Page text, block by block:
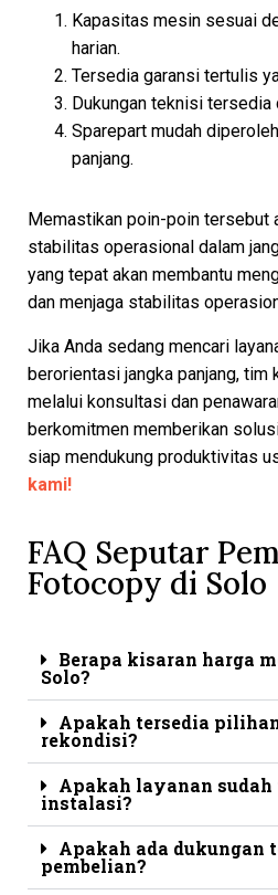
Kapasitas mesin sesuai
harian.
Tersedia garansi tertulis
Dukungan teknisi tersedia
Sparepart mudah
panjang.
Memastikan poin-poin tersebut
stabilitas operasional dalam
yang tepat akan membantu
dan menjaga stabilitas
Jika Anda sedang mencari
berorientasi jangka panjang, tim
melalui konsultasi dan
berkomitmen memberikan
siap mendukung produktivitas
kami!
FAQ Seputar
Fotocopy di Solo
Berapa kisaran harga
Solo?
Apakah tersedia
rekondisi?
Apakah layanan sudah
instalasi?
Apakah ada dukungan
pembelian?